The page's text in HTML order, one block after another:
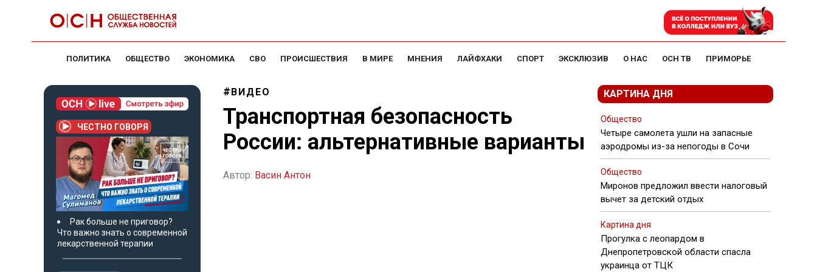
ПОЛИТИКА ОБЩЕСТВО ЭКОНОМИКА СВО ПРОИСШЕСТВИЯ В МИРЕ МНЕНИЯ ЛАЙФХАКИ СПОРТ ЭКСКЛЮЗИВ О НАС ОСН ТВ ПРИМОРЬЕ
ЧЕСТНО ГОВОРЯ
Рак больше не приговор?
Что важно знать о современной
лекарственной терапии
ВИДЕО
Транспортная безопасность
России: альтернативные варианты
Автор: Васин Антон
КАРТИНА ДНЯ
Общество
Четыре самолета ушли на запасные
аэродромы из-за непогоды в Сочи
Общество
Миронов предложил ввести налоговый
вычет за детский отдых
Картина дня
Прогулка с леопардом в
Днепропетровской области спасла
украинца от ТЦК